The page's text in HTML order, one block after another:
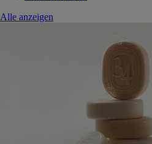
Alle anzeigen